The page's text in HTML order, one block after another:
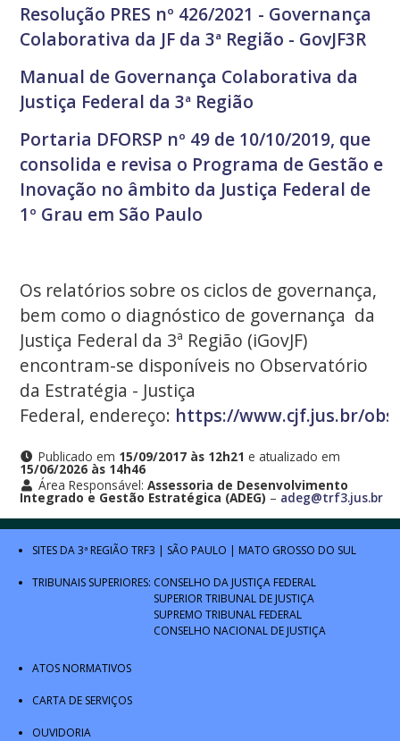
Resolução PRES nº 426/2021 - Governança
Colaborativa da JF da 3ª Região - GovJF3R
Manual de Governança Colaborativa da
Justiça Federal da 3ª Região
Portaria DFORSP nº 49 de 10/10/2019, que
consolida e revisa o Programa de Gestão e
Inovação no âmbito da Justiça Federal de
1º Grau em São Paulo
Os relatórios sobre os ciclos de governança,
bem como o diagnóstico de governança da
Justiça Federal da 3ª Região (iGovJF)
encontram-se disponíveis no Observatório
da Estratégia - Justiça
Federal, endereço: https://www.cjf.jus.br/
Publicado em 15/09/2017 às 12h21 e atualizado em
15/06/2026 às 14h46
Área Responsável: Assessoria de Desenvolvimento
Integrado e Gestão Estratégica (ADEG) – adeg@trf3.jus.br
SITES DA 3ª REGIÃO TRF3 | SÃO PAULO | MATO GROSSO DO SUL
TRIBUNAIS SUPERIORES: CONSELHO DA JUSTIÇA FEDERAL
SUPERIOR TRIBUNAL DE JUSTIÇA
SUPREMO TRIBUNAL FEDERAL
CONSELHO NACIONAL DE JUSTIÇA
ATOS NORMATIVOS
CARTA DE SERVIÇOS
OUVIDORIA